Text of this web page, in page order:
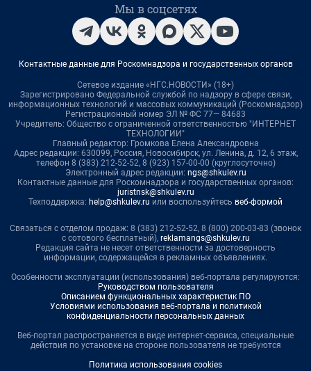
Мы в соцсетях
Контактные данные для Роскомнадзора и государственных органов
Сетевое издание «НГС.НОВОСТИ» (18+)
Зарегистрировано Федеральной службой по надзору в сфере связи,
информационных технологий и массовых коммуникаций (Роскомнадзор)
Регистрационный номер ЭЛ № ФС 77— 84683
Учредитель: Общество с ограниченной ответственностью "ИНТЕРНЕТ
ТЕХНОЛОГИИ"
Главный редактор: Громкова Елена Александровна
Адрес редакции: 630099, Россия, Новосибирск, ул. Ленина, д. 12, 6 этаж,
телефон 8 (383) 212-52-52, 8 (923) 157-00-00 (круглосуточно)
Электронный адрес редакции: ngs@shkulev.ru
Контактные данные для Роскомнадзора и государственных органов:
juristnsk@shkulev.ru
Техподдержка: help@shkulev.ru или воспользуйтесь веб-формой
Связаться с отделом продаж: 8 (383) 212-52-52, 8 (800) 200-03-83 (звонок
с сотового бесплатный), reklamangs@shkulev.ru
Редакция сайта не несет ответственности за достоверность
информации, содержащейся в рекламных объявлениях.
Особенности эксплуатации (использования) веб-портала регулируются:
Руководством пользователя
Описанием функциональных характеристик ПО
Условиями использования веб-портала и политикой
конфиденциальности персональных данных
Веб-портал распространяется в виде интернет-сервиса, специальные
действия по установке на стороне пользователя не требуются
Политика использования cookies